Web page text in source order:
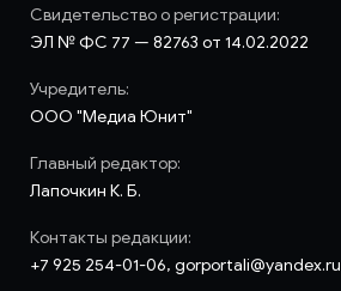
Свидетельство о регистрации:
ЭЛ № ФС 77 — 82763 от 14.02.2022
Учредитель:
ООО "Медиа Юнит"
Главный редактор:
Лапочкин К. Б.
Контакты редакции:
+7 925 254-01-06, gorportali@yandex.ru